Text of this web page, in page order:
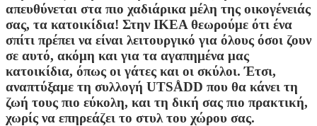
απευθύνεται στα πιο χαδιάρικα μέλη της οικογένειάς
σας, τα κατοικίδια! Στην ΙΚΕΑ θεωρούμε ότι ένα
σπίτι πρέπει να είναι λειτουργικό για όλους όσοι ζουν
σε αυτό, ακόμη και για τα αγαπημένα μας
κατοικίδια, όπως οι γάτες και οι σκύλοι. Έτσι,
αναπτύξαμε τη συλλογή UTSÅDD που θα κάνει τη
ζωή τους πιο εύκολη, και τη δική σας πιο πρακτική,
χωρίς να επηρεάζει το στυλ του χώρου σας.